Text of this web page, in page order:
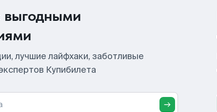
лучшие лайфхаки, заботливые
Купибилета